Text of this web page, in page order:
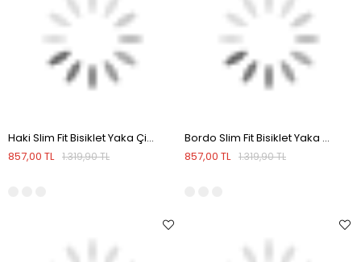
Haki Slim Fit Bisiklet Yaka Çizgi Desenli Triko Kazak
857,00 TL 1.319,90 TL
Bordo Slim Fit Bisiklet Yaka Çizgi Desenli Triko Kazak
857,00 TL 1.319,90 TL